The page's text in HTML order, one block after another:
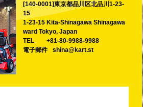
[140-0001]東京都品川区北品川1-23-
15
1-23-15 Kita-Shinagawa Shinagawa
ward Tokyo, Japan
TEL
+81-80-9988-9988
電子郵件
shina@kart.st